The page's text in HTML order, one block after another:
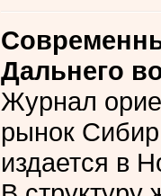
Дальнего
Журнал
рынок
издается в